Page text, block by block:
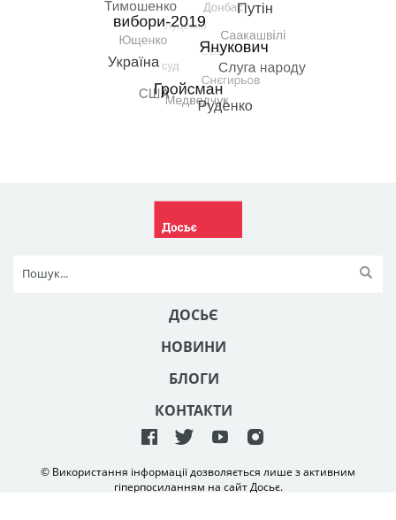
ДОСЬЄ
НОВИНИ
БЛОГИ
КОНТАКТИ
© Використання інформації дозволяється лише з активним
гіперпосиланням на сайт Досьє.